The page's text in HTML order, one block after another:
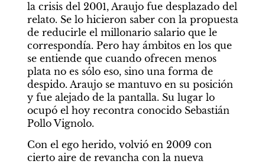
la crisis del 2001, Araujo fue desplazado del
relato. Se lo hicieron saber con la propuesta
de reducirle el millonario salario que le
correspondía. Pero hay ámbitos en los que
se entiende que cuando ofrecen menos
plata no es sólo eso, sino una forma de
despido. Araujo se mantuvo en su posición
y fue alejado de la pantalla. Su lugar lo
ocupó el hoy recontra conocido Sebastián
Pollo Vignolo.
Con el ego herido, volvió en 2009 con
cierto aire de revancha con la nueva